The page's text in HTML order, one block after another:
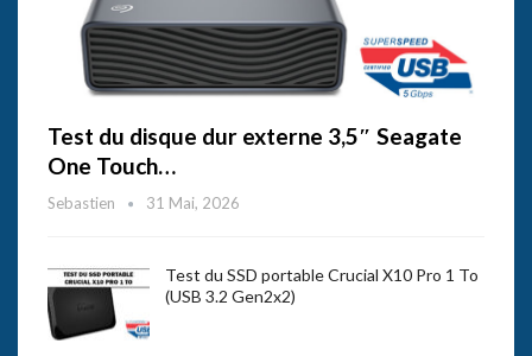
Test du disque dur externe 3,5″ Seagate
One Touch…
Sebastien 31 Mai, 2026
Test du SSD portable Crucial X10 Pro 1 To
(USB 3.2 Gen2x2)